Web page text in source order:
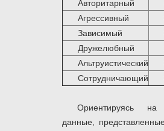
Авторитарный
Агрессивный
Зависимый
Дружелюбный
Альтруистический
Сотрудничающий
Ориентируясь на
данные,